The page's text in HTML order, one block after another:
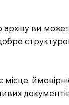
ви
добре